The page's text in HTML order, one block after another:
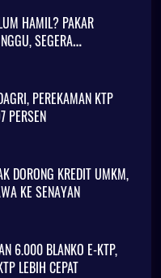
HAMIL? PAKAR
SEGERA
PEREKAMAN KTP
TEMBUS 97 PERSEN
DORONG KREDIT UMKM,
KE SENAYAN
6.000 BLANKO E-KTP,
LEBIH CEPAT